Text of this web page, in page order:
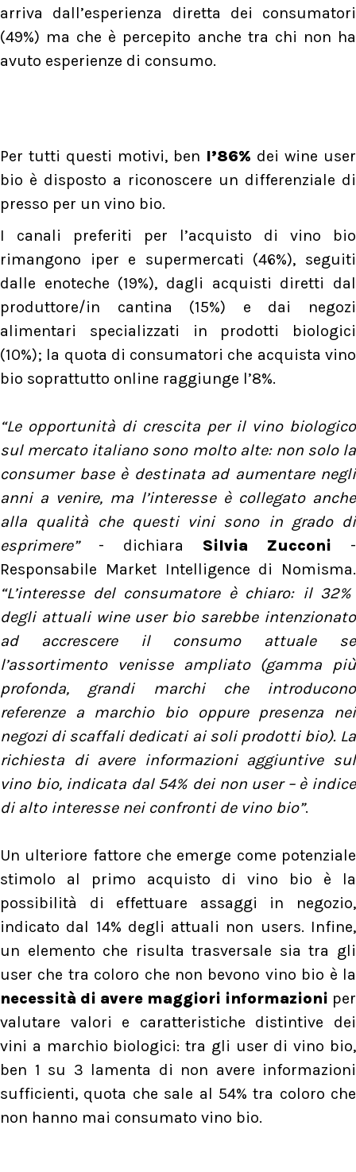
arriva dall’esperienza diretta dei consumatori
(49%) ma che è percepito anche tra chi non ha
avuto esperienze di consumo.
Per tutti questi motivi, ben l’86% dei wine user
bio è disposto a riconoscere un differenziale di
presso per un vino bio.
I canali preferiti per l’acquisto di vino bio
rimangono iper e supermercati (46%), seguiti
dalle enoteche (19%), dagli acquisti diretti dal
produttore/in cantina (15%) e dai negozi
alimentari specializzati in prodotti biologici
(10%); la quota di consumatori che acquista vino
bio soprattutto online raggiunge l’8%.
“Le opportunità di crescita per il vino biologico
sul mercato italiano sono molto alte: non solo la
consumer base è destinata ad aumentare negli
anni a venire, ma l’interesse è collegato anche
alla qualità che questi vini sono in grado di
esprimere” - dichiara Silvia Zucconi -
Responsabile Market Intelligence di Nomisma.
“L’interesse del consumatore è chiaro: il 32%
degli attuali wine user bio sarebbe intenzionato
ad accrescere il consumo attuale se
l’assortimento venisse ampliato (gamma più
profonda, grandi marchi che introducono
referenze a marchio bio oppure presenza nei
negozi di scaffali dedicati ai soli prodotti bio). La
richiesta di avere informazioni aggiuntive sul
vino bio, indicata dal 54% dei non user – è indice
di alto interesse nei confronti de vino bio”.
Un ulteriore fattore che emerge come potenziale
stimolo al primo acquisto di vino bio è la
possibilità di effettuare assaggi in negozio,
indicato dal 14% degli attuali non users. Infine,
un elemento che risulta trasversale sia tra gli
user che tra coloro che non bevono vino bio è la
necessità di avere maggiori informazioni per
valutare valori e caratteristiche distintive dei
vini a marchio biologici: tra gli user di vino bio,
ben 1 su 3 lamenta di non avere informazioni
sufficienti, quota che sale al 54% tra coloro che
non hanno mai consumato vino bio.